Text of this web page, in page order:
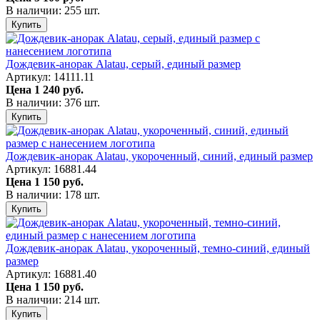
В наличии: 255 шт.
Купить
Дождевик-анорак Alatau, серый, единый размер
Артикул: 14111.11
Цена 1 240 руб.
В наличии: 376 шт.
Купить
Дождевик-анорак Alatau, укороченный, синий, единый размер
Артикул: 16881.44
Цена 1 150 руб.
В наличии: 178 шт.
Купить
Дождевик-анорак Alatau, укороченный, темно-синий, единый
размер
Артикул: 16881.40
Цена 1 150 руб.
В наличии: 214 шт.
Купить